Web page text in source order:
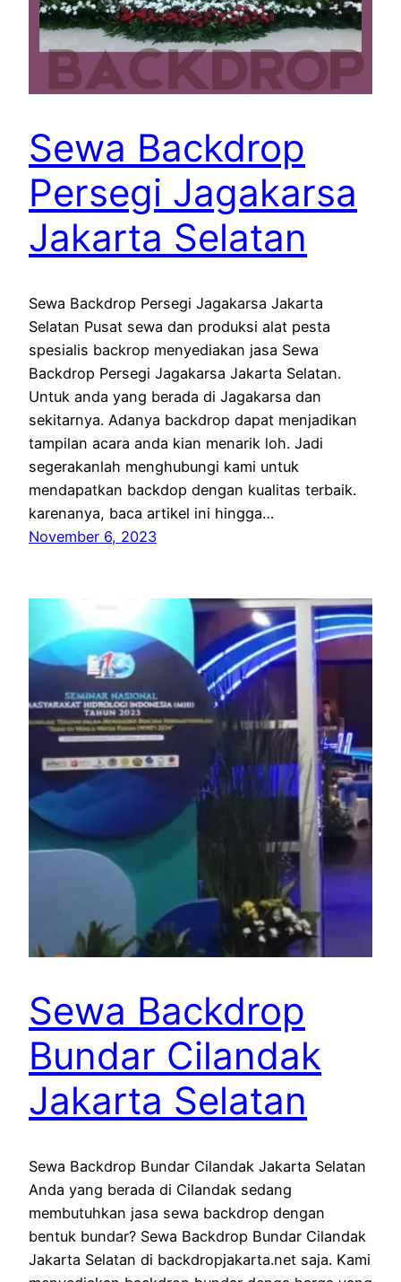
Sewa Backdrop
Persegi Jagakarsa
Jakarta Selatan
Sewa Backdrop Persegi Jagakarsa Jakarta
Selatan Pusat sewa dan produksi alat pesta
spesialis backrop menyediakan jasa Sewa
Backdrop Persegi Jagakarsa Jakarta Selatan.
Untuk anda yang berada di Jagakarsa dan
sekitarnya. Adanya backdrop dapat menjadikan
tampilan acara anda kian menarik loh. Jadi
segerakanlah menghubungi kami untuk
mendapatkan backdop dengan kualitas terbaik.
karenanya, baca artikel ini hingga…
November 6, 2023
Sewa Backdrop
Bundar Cilandak
Jakarta Selatan
Sewa Backdrop Bundar Cilandak Jakarta Selatan
Anda yang berada di Cilandak sedang
membutuhkan jasa sewa backdrop dengan
bentuk bundar? Sewa Backdrop Bundar Cilandak
Jakarta Selatan di backdropjakarta.net saja. Kami